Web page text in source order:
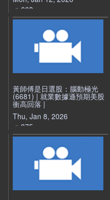
663
黃師傅是日選股：腦動極光
(6681) | 就業數據遜預期美股
衝高回落 |
Thu, Jan 8, 2026
375